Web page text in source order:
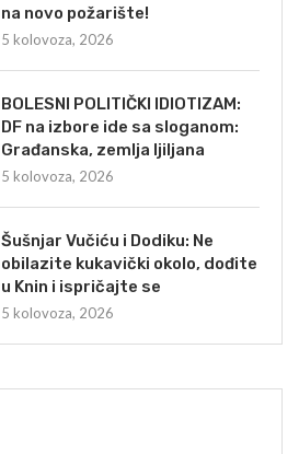
na novo požarište!
5 kolovoza, 2026
BOLESNI POLITIČKI IDIOTIZAM:
DF na izbore ide sa sloganom:
Građanska, zemlja ljiljana
5 kolovoza, 2026
Šušnjar Vučiću i Dodiku: Ne
obilazite kukavički okolo, dođite
u Knin i ispričajte se
5 kolovoza, 2026